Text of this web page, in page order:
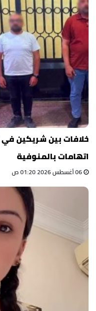
خلافات بين شريكين
اتهامات بالمنوفية